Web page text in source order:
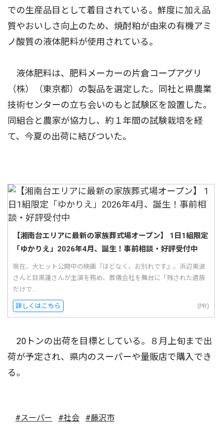
での生産品目として着目されている。鮮度に加え品
質やおいしさ向上のため、焼酎粕が由来の有機アミ
ノ酸質の液体肥料が使用されている。
液体肥料は、肥料メーカーの片倉コープアグリ
（株）（東京都）の製品を選定した。同社と県農業
技術センターの立ち会いのもと試験区を設置した。
同組合と農家が協力し、約１年間の試験栽培を経
て、今夏の出荷に結びついた。
【湘南台エリアに最新の家族葬式場オープン】 1日1組限定
「ゆかりえ」2026年4月、誕生！事前相談・好評受付中
現在、大ヒット公開中の映画『ほどなく、お別れです』。浜辺美波
さんと目黒蓮さんが主演を務め、葬儀会社を舞台に「残された遺族
だけで...
詳しくはこちら (PR)
20トンの出荷を目標としている。８月上旬まで出
荷が予定され、県内のスーパーや量販店で購入でき
る。
#スーパー #社会 #藤沢市